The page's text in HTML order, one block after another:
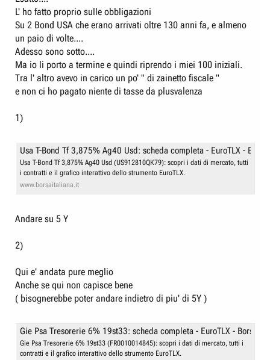
L' ho fatto proprio sulle obbligazioni
Su 2 Bond USA che erano arrivati oltre 130 anni fa, e almeno
un paio di volte....
Adesso sono sotto....
Ma io li porto a termine e quindi riprendo i miei 100 iniziali.
Tra l' altro avevo in carico un po' " di zainetto fiscale "
e non ci ho pagato niente di tasse da plusvalenza
1)
Usa T-Bond Tf 3,875% Ag40 Usd: scheda completa - EuroTLX -
Usa T-Bond Tf 3,875% Ag40 Usd (US912810QK79): scopri i dati di mercato, tutti
i contratti e il grafico interattivo dello strumento EuroTLX.
www.borsaitaliana.it
Andare su 5 Y
2)
Qui e' andata pure meglio
Anche se qui non capisce bene
( bisognerebbe poter andare indietro di piu' di 5Y )
Gie Psa Tresorerie 6% 19st33: scheda completa - EuroTLX - Borsa
Gie Psa Tresorerie 6% 19st33 (FR0010014845): scopri i dati di mercato, tutti i
contratti e il grafico interattivo dello strumento EuroTLX.